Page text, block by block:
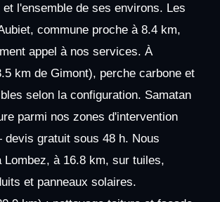
l'ensemble de ses environs. Les
commune proche à 8.4 km,
appel à nos services. À
km de Gimont), perche carbone et
selon la configuration. Samatan
parmi nos zones d'intervention
gratuit sous 48 h. Nous
Lombez, à 16.8 km, sur tuiles,
et panneaux solaires.